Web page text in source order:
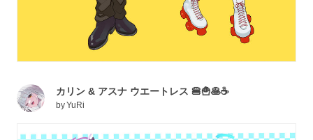
カリン & アスナ ウエートレス 🍔🍟🥞☕️
byYuRi